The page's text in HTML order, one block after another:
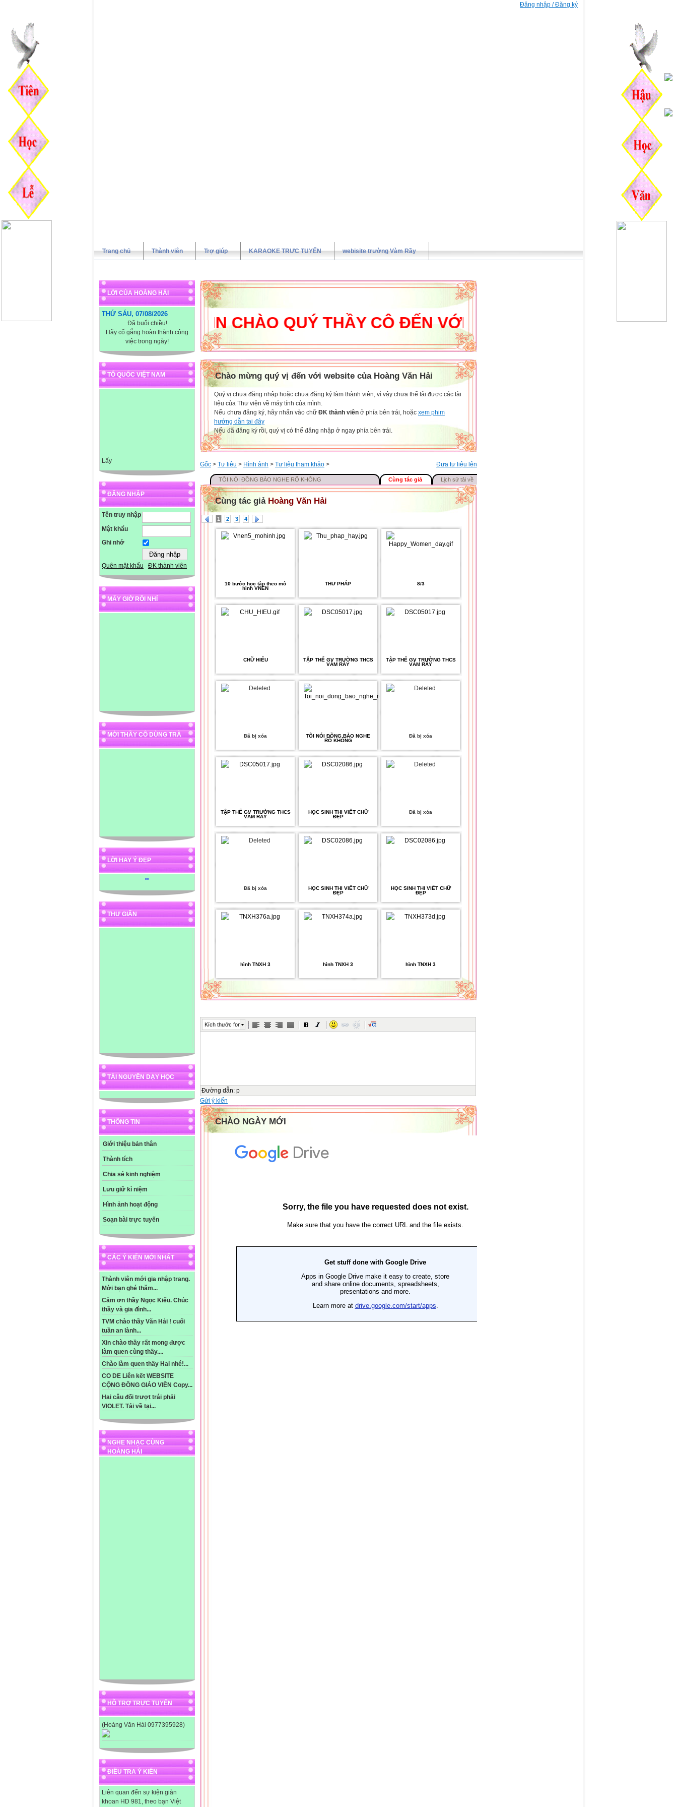
Đăng nhập / Đăng ký
Trang chủ Thành viên Trợ giúp KARAOKE TRƯC TUYẾN webisite trường Vàm Rầy
LỜI CỦA HOÀNG HẢI
THỨ SÁU, 07/08/2026
Đã buổi chiều!
Hãy cố gắng hoàn thành công
việc trong ngày!
TỔ QUỐC VIỆT NAM
Lấy
ĐĂNG NHẬP
Tên truy nhập
Mật khẩu
Ghi nhớ
Quên mật khẩu ĐK thành viên
MẤY GIỜ RỒI NHỈ
MỜI THẦY CÔ DÙNG TRÀ
LỜI HAY Ý ĐẸP
""
THƯ GIÃN
TÀI NGUYÊN DẠY HỌC
THÔNG TIN
Giới thiệu bản thân
Thành tích
Chia sẻ kinh nghiệm
Lưu giữ kỉ niệm
Hình ảnh hoạt động
Soạn bài trực tuyến
CÁC Ý KIẾN MỚI NHẤT
Thành viên mới gia nhập trang.
Mời bạn ghé thăm...
Cảm ơn thầy Ngọc Kiểu. Chúc
thầy và gia đình...
TVM chào thầy Văn Hải ! cuối
tuần an lành...
Xin chào thầy rất mong được
làm quen cùng thầy....
Chào làm quen thầy Hai nhé!...
CO DE Liên kết WEBSITE
CỘNG ĐỒNG GIÁO VIÊN Copy...
Hai câu đối trượt trái phải
VIOLET. Tải về tại...
NGHE NHẠC CÙNG
HOÀNG HẢI
HỖ TRỢ TRỰC TUYẾN
(Hoàng Văn Hải 0977395928)
ĐIỀU TRA Ý KIẾN
Liên quan đến sự kiện giàn
khoan HD 981, theo bạn Việt
XIN CHÀO QUÝ THẦY CÔ ĐẾN VỚI WEBSITE CỦA HOÀNG HẢI
Chào mừng quý vị đến với website của Hoàng Văn Hải
Quý vị chưa đăng nhập hoặc chưa đăng ký làm thành viên, vì vậy chưa thể tải được các tài
liệu của Thư viện về máy tính của mình.
Nếu chưa đăng ký, hãy nhấn vào chữ ĐK thành viên ở phía bên trái, hoặc xem phim
hướng dẫn tại đây
Nếu đã đăng ký rồi, quý vị có thể đăng nhập ở ngay phía bên trái.
Đưa tư liệu lên
Gốc > Tư liệu > Hình ảnh > Tư liệu tham khảo >
TÔI NÓI ĐỒNG BÀO NGHE RÕ KHÔNG Cùng tác giả Lịch sử tải về
Cùng tác giả Hoàng Văn Hải
1 2 3 4
10 bước học tập theo mô
hình VNEN
THƯ PHÁP 8/3
CHỮ HIẾU
TẬP THỂ GV TRƯỜNG THCS
VÀM RẦY
TẬP THỂ GV TRƯỜNG THCS
VÀM RẦY
Đã bị xóa
TÔI NÓI ĐỒNG BÀO NGHE
RÕ KHÔNG
Đã bị xóa
TẬP THỂ GV TRƯỜNG THCS
VÀM RẦY
HỌC SINH THI VIẾT CHỮ
ĐẸP
Đã bị xóa
Đã bị xóa
HỌC SINH THI VIẾT CHỮ
ĐẸP
HỌC SINH THI VIẾT CHỮ
ĐẸP
hình TNXH 3 hình TNXH 3 hình TNXH 3
Kích thước font
Đường dẫn: p
Gửi ý kiến
CHÀO NGÀY MỚI